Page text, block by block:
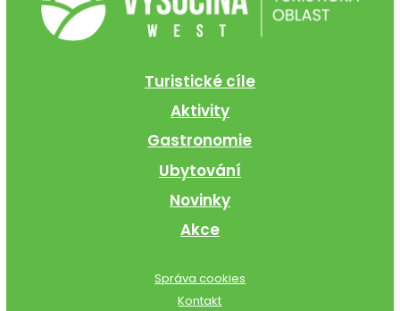
Turistické cíle
Aktivity
Gastronomie
Ubytování
Novinky
Akce
Správa cookies
Kontakt